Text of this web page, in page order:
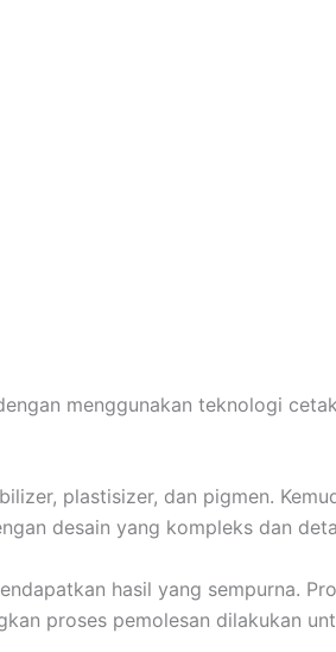
menggunakan teknologi
plastisizer, dan pigmen.
desain yang kompleks dan
hasil yang sempurna.
proses pemolesan dilakukan